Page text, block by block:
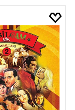
EKLE